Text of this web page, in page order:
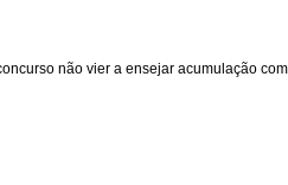
não vier a ensejar acumulação